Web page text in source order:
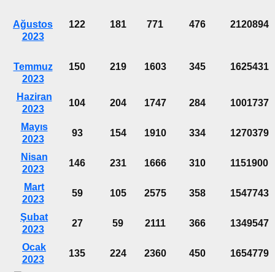
Ağustos
2023
122 181 771 476 2120894
Temmuz
2023
150 219 1603 345 1625431
Haziran
2023
104 204 1747 284 1001737
Mayıs
2023
93 154 1910 334 1270379
Nisan
2023
146 231 1666 310 1151900
Mart
2023
59 105 2575 358 1547743
Şubat
2023
27 59 2111 366 1349547
Ocak
2023
135 224 2360 450 1654779